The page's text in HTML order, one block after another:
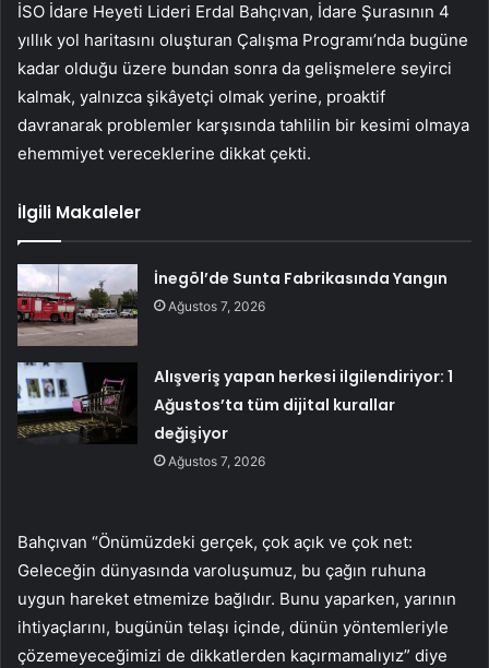
İSO İdare Heyeti Lideri Erdal Bahçıvan, İdare Şurasının 4
yıllık yol haritasını oluşturan Çalışma Programı’nda bugüne
kadar olduğu üzere bundan sonra da gelişmelere seyirci
kalmak, yalnızca şikâyetçi olmak yerine, proaktif
davranarak problemler karşısında tahlilin bir kesimi olmaya
ehemmiyet vereceklerine dikkat çekti.
İlgili Makaleler
İnegöl’de Sunta Fabrikasında Yangın
Ağustos 7, 2026
Alışveriş yapan herkesi ilgilendiriyor: 1
Ağustos’ta tüm dijital kurallar
değişiyor
Ağustos 7, 2026
Bahçıvan “Önümüzdeki gerçek, çok açık ve çok net:
Geleceğin dünyasında varoluşumuz, bu çağın ruhuna
uygun hareket etmemize bağlıdır. Bunu yaparken, yarının
ihtiyaçlarını, bugünün telaşı içinde, dünün yöntemleriyle
çözemeyeceğimizi de dikkatlerden kaçırmamalıyız” diye